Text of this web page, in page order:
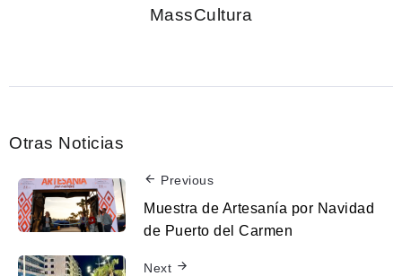
MassCultura
Otras Noticias
Previous
Muestra de Artesanía por Navidad
de Puerto del Carmen
Next